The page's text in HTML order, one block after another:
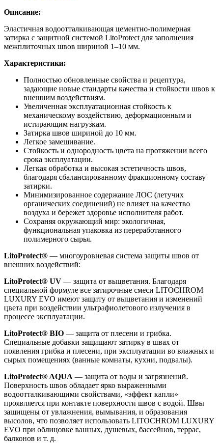
Описание:
Эластичная водоотталкивающая цементно-полимерная
затирка с защитной системой LitoProtect для заполнения
межплиточных швов шириной 1–10 мм.
Характеристики:
Полностью обновленные свойства и рецептура,
задающие новые стандарты качества и стойкости швов к
внешним воздействиям.
Увеличенная эксплуатационная стойкость к
механическому воздействию, деформационным и
истирающим нагрузкам.
Затирка швов шириной до 10 мм.
Легкое замешивание.
Стойкость и однородность цвета на протяжении всего
срока эксплуатации.
Легкая обработка и высокая эстетичность швов,
благодаря сбалансированному фракционному составу
затирки.
Минимизированное содержание ЛОС (летучих
органических соединений) не влияет на качество
воздуха и бережет здоровье исполнителя работ.
Сохраняя окружающий мир: экологичная,
функциональная упаковка из переработанного
полимерного сырья.
LitoProtect® — многоуровневая система защиты швов от
внешних воздействий:
LitoProtect® UV — защита от выцветания. Благодаря
специальной формуле все затирочные смеси LITOCHROM
LUXURY EVO имеют защиту от выцветания и изменений
цвета при воздействии ультрафиолетового излучения в
процессе эксплуатации.
LitoProtect® BIO — защита от плесени и грибка.
Специальные добавки защищают затирку в швах от
появления грибка и плесени, при эксплуатации во влажных и
сырых помещениях (ванные комнаты, кухни, подвалы).
LitoProtect® AQUA — защита от воды и загрязнений.
Поверхность швов обладает ярко выраженными
водоотталкивающими свойствами, «эффект капли»
проявляется при контакте поверхности швов с водой. Швы
защищены от увлажнения, вымывания, и образования
высолов, что позволяет использовать LITOCHROM LUXURY
EVO при облицовке ванных, душевых, бассейнов, террас,
балконов и т. д.